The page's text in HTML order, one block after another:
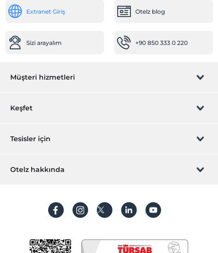
Extranet Giriş Otelz blog
Sizi arayalım +90 850 333 0 220
Müşteri hizmetleri
Rezervasyon yönet
Sıkça sorulan sorular
Keşfet
Hediye Kart
Hesap oluştur
Tesisler için
Hemen tesisinizi ekleyin
Otelz hakkında
Koşullar ve şartlar